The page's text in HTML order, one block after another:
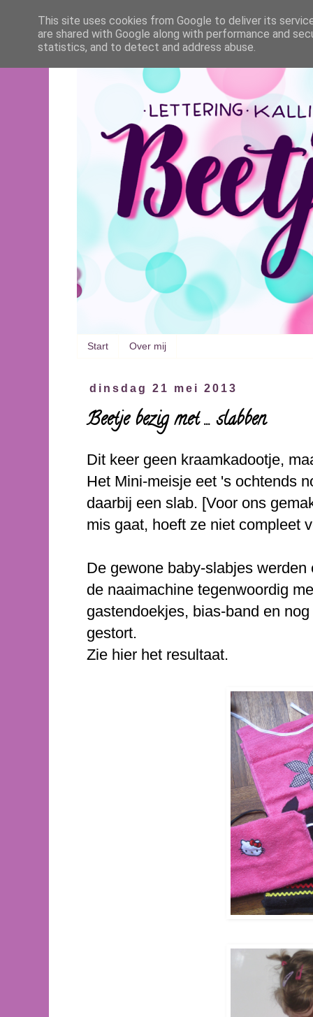
Start Over mij
dinsdag 21 mei 2013
Beetje bezig met ... slabben
Dit keer geen kraamkadootje,
Het Mini-meisje eet 's ochtends
daarbij een slab. [Voor ons
mis gaat, hoeft ze niet compleet
De gewone baby-slabjes
de naaimachine tegenwoordig
gastendoekjes, bias-band en
gestort.
Zie hier het resultaat.
This site uses cookies from Google to deliver its
are shared with Google along with performance and
statistics, and to detect and address abuse.